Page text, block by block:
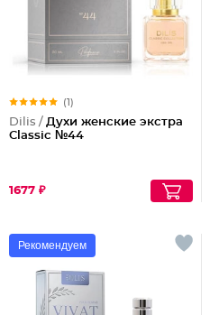
(1)
Dilis / Духи женские экстра
Classic №44
1677 ₽
Рекомендуем